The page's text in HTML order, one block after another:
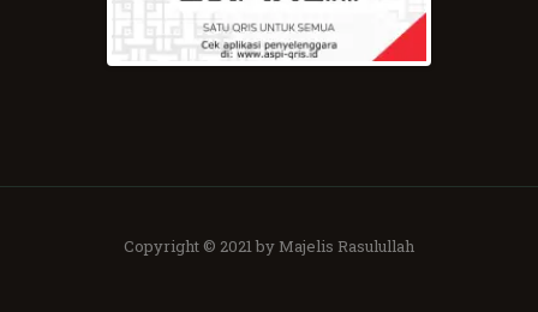
Copyright © 2021 by Majelis Rasulullah